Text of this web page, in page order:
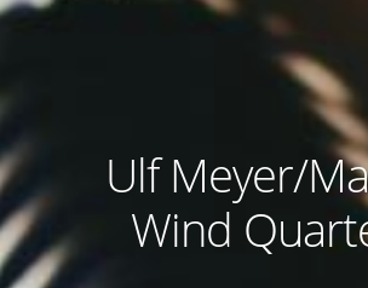
Ulf Meyer/
Wind